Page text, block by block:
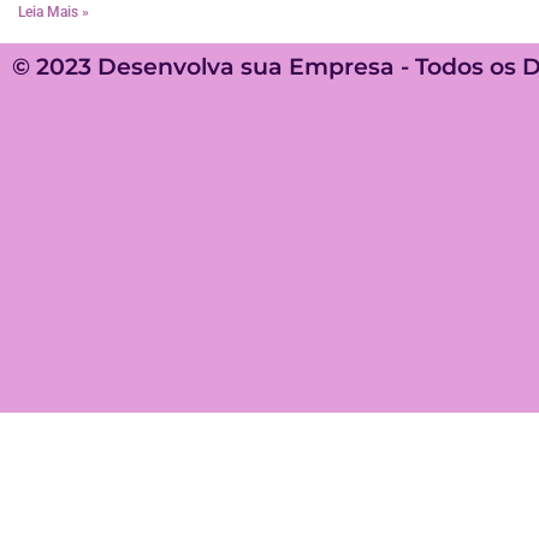
Leia Mais »
© 2023 Desenvolva sua Empresa - Todos os